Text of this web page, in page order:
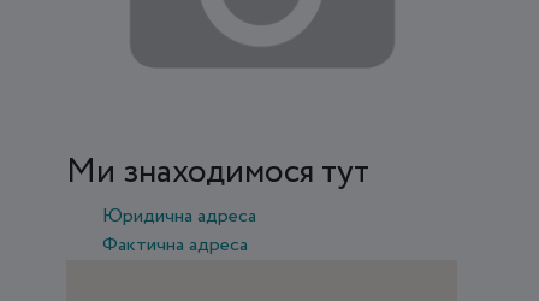
Ми знаходимося тут
Юридична адреса
Фактична адреса